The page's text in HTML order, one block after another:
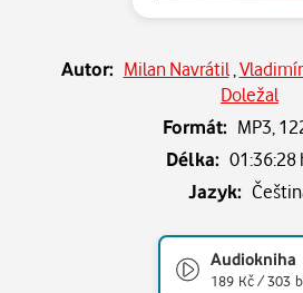
Autor: Milan Navrátil
Doležal
Formát: MP3,
Délka: 01:36:28
Jazyk:
Audiokniha
189 Kč / 303